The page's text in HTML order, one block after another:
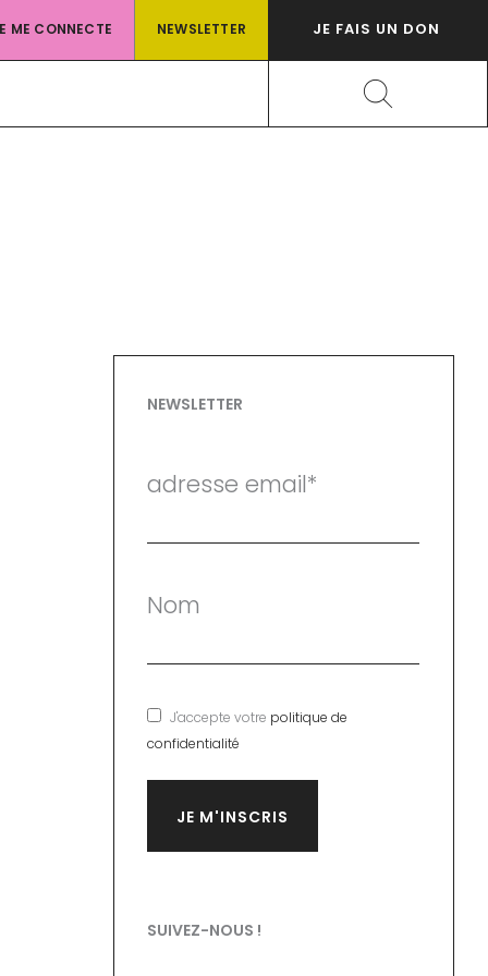
ME CONNECTE NEWSLETTER JE FAIS UN DON
Rechercher
NEWSLETTER
adresse email*
Nom
J'accepte votre politique de
confidentialité
SUIVEZ-NOUS !